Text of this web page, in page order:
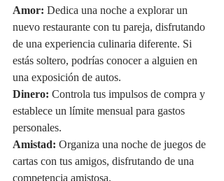
Amor: Dedica una noche a explorar un
nuevo restaurante con tu pareja, disfrutando
de una experiencia culinaria diferente. Si
estás soltero, podrías conocer a alguien en
una exposición de autos.
Dinero: Controla tus impulsos de compra y
establece un límite mensual para gastos
personales.
Amistad: Organiza una noche de juegos de
cartas con tus amigos, disfrutando de una